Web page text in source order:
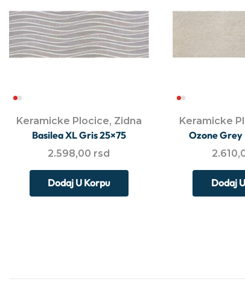
Keramicke Plocice, Zidna
Basilea XL Gris 25×75
2.598,00 rsd
Dodaj U Korpu
Keramicke
Ozone
Dodaj